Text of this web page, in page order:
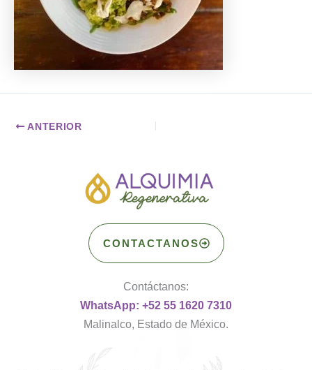
ANTERIOR
CONTACTANOS
Contáctanos:
WhatsApp: +52 55 1620 7310
Malinalco, Estado de México.